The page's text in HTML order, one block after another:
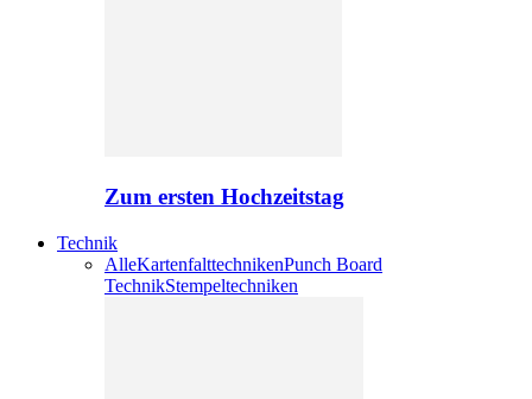
Zum ersten Hochzeitstag
Technik
AlleKartenfalttechnikenPunch Board
TechnikStempeltechniken